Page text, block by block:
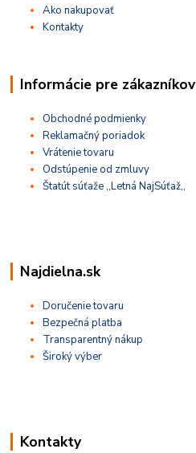
Ako nakupovať
Kontakty
Informácie pre zákazníkov
Obchodné podmienky
Reklamačný poriadok
Vrátenie tovaru
Odstúpenie od zmluvy
Štatút súťaže ,,Letná NajSúťaž,,
Najdielna.sk
Doručenie tovaru
Bezpečná platba
Transparentný nákup
Široký výber
Kontakty